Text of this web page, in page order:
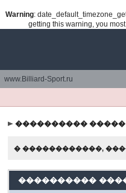
Warning:
getting this warning, you
www.Billiard-Sport.ru
���������� �����
� ������������,
����������